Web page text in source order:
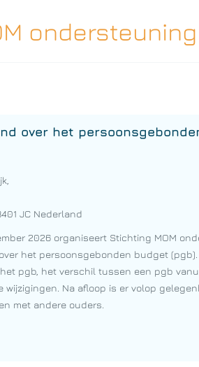
ondersteuning
over het
JC Nederland
2026 organiseert Stichting MOM
het persoonsgebonden budget
pgb, het verschil tussen een pgb
wijzigingen. Na afloop is er volop
met andere ouders.